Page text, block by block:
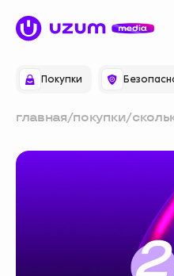
Покупки
главная/покупки/
2